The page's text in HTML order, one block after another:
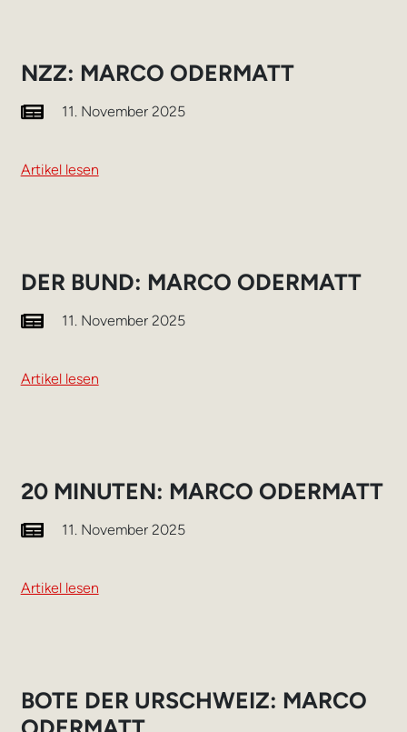
NZZ: MARCO ODERMATT
11. November 2025
Artikel lesen
DER BUND: MARCO ODERMATT
11. November 2025
Artikel lesen
20 MINUTEN: MARCO ODERMATT
11. November 2025
Artikel lesen
BOTE DER URSCHWEIZ: MARCO